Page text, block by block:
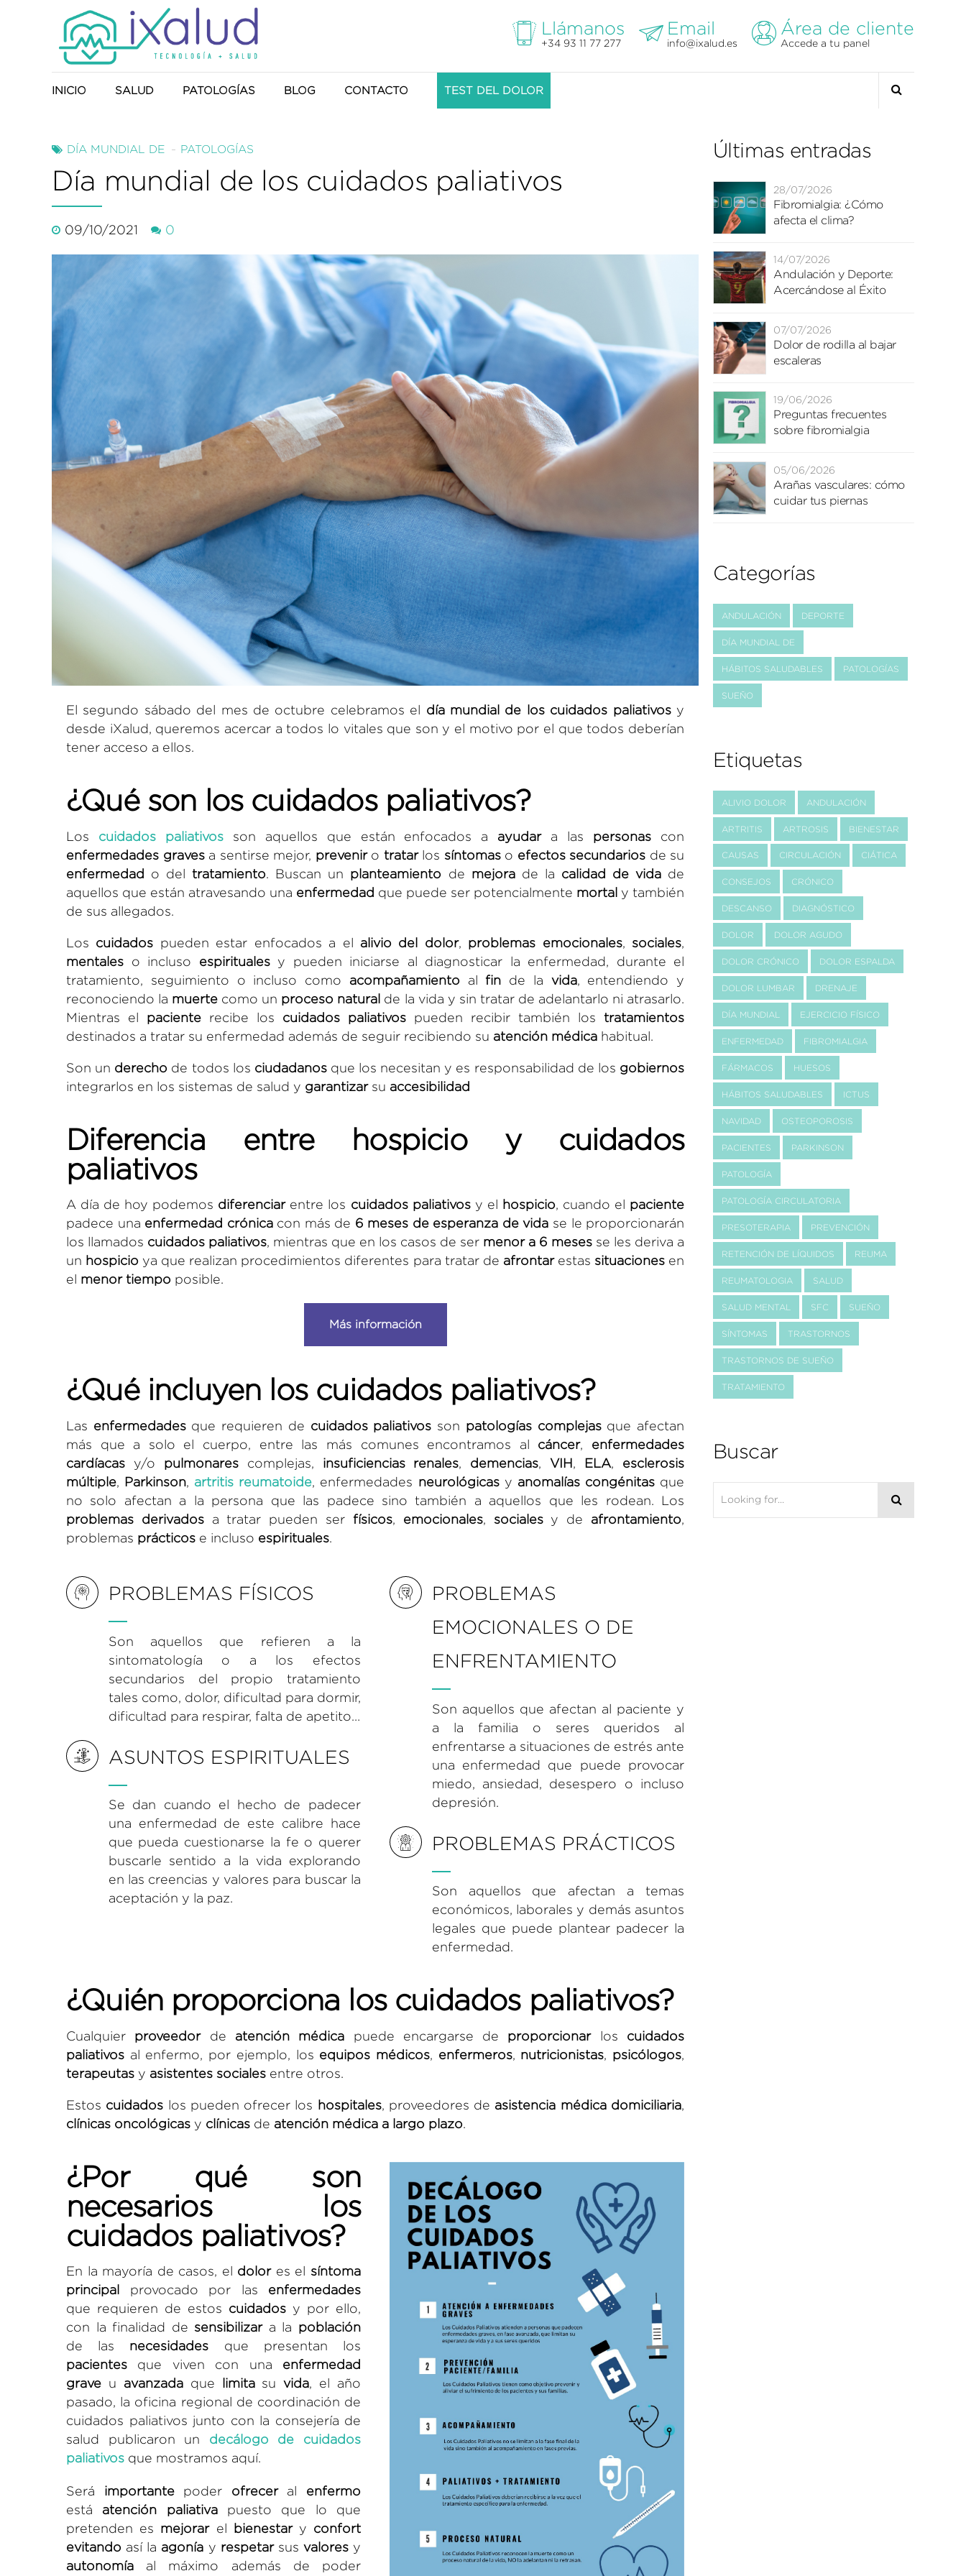
Área de cliente
Accede a tu panel
Email
info@ixalud.es
Llámanos
+34 93 11 77 277
INICIO SALUD
Producto Sanitario
UTS-System
PATOLOGÍAS BLOG CONTACTO TEST DEL DOLOR
DÍA MUNDIAL DE PATOLOGÍAS
Día mundial de los cuidados paliativos
09/10/2021 0
El segundo sábado del mes de octubre celebramos el día mundial de los cuidados paliativosy
desde iXalud, queremos acercar a todos lo vitales que son y el motivo por el que todos deberían
tener acceso a ellos.
¿Qué son los cuidados paliativos?
Los cuidados paliativosson aquellos que están enfocados a ayudara las personas con
enfermedades gravesa sentirse mejor, preveniro tratarlos síntomaso efectos secundarios de su
enfermedad o deltratamiento. Buscan un planteamiento de mejorade la calidad de vidade
aquellos que están atravesando una enfermedad que puede ser potencialmente mortal y también
de sus allegados.
Los cuidados pueden estar enfocados a el alivio del dolor, problemas emocionales, sociales,
mentales o incluso espiritualesy pueden iniciarse al diagnosticar la enfermedad, durante el
tratamiento, seguimiento o incluso como acompañamientoalfin de la vida, entendiendo y
reconociendo la muerte como un proceso natural de la vida y sin tratar de adelantarlo ni atrasarlo.
Mientras el paciente recibe los cuidados paliativos pueden recibir también los tratamientos
destinados a tratar su enfermedad además de seguir recibiendo su atención médica habitual.
Son un derecho de todos los ciudadanosque los necesitan y es responsabilidad de los gobiernos
integrarlos en los sistemas de salud y garantizarsu accesibilidad
Diferencia entre hospicio y cuidados
paliativos
A día de hoy podemos diferenciarentre los cuidados paliativosy el hospicio, cuando el paciente
padece una enfermedad crónicacon más de 6 meses de esperanza de vida se le proporcionarán
los llamados cuidados paliativos, mientras que en los casos de ser menor a 6 meses se les deriva a
un hospicio ya que realizan procedimientos diferentes para tratar de afrontarestas situacionesen
el menor tiempo posible.
Más información
¿Qué incluyen los cuidados paliativos?
Las enfermedadesque requieren de cuidados paliativos son patologías complejasque afectan
más que a solo el cuerpo, entre las más comunes encontramos al cáncer, enfermedades
cardíacas y/o pulmonarescomplejas, insuficiencias renales, demencias,VIH, ELA, esclerosis
múltiple, Parkinson, artritis reumatoide, enfermedades neurológicasy anomalías congénitasque
no solo afectan a la persona que las padece sino también a aquellos que les rodean. Los
problemas derivadosa tratar pueden ser físicos, emocionales, socialesy de afrontamiento,
problemas prácticos e incluso espirituales.
PROBLEMAS FÍSICOS
Son aquellos que refieren a la
sintomatología o a los efectos
secundarios del propio tratamiento
tales como, dolor, dificultad para dormir,
dificultad para respirar, falta de apetito…
ASUNTOS ESPIRITUALES
Se dan cuando el hecho de padecer
una enfermedad de este calibre hace
que pueda cuestionarse la fe o querer
buscarle sentido a la vida explorando
en las creencias y valores para buscar la
aceptación y la paz.
PROBLEMAS
EMOCIONALES O DE
ENFRENTAMIENTO
Son aquellos que afectan al paciente y
a la familia o seres queridos al
enfrentarse a situaciones de estrés ante
una enfermedad que puede provocar
miedo, ansiedad, desespero o incluso
depresión.
PROBLEMAS PRÁCTICOS
Son aquellos que afectan a temas
económicos, laborales y demás asuntos
legales que puede plantear padecer la
enfermedad.
¿Quién proporciona los cuidados paliativos?
Cualquier proveedorde atención médica puede encargarse de proporcionarlos cuidados
paliativos al enfermo, por ejemplo, los equipos médicos, enfermeros, nutricionistas, psicólogos,
terapeutas y asistentes sociales entre otros.
Estos cuidados los pueden ofrecer los hospitales, proveedores de asistencia médica domiciliaria,
clínicas oncológicas y clínicas de atención médica a largo plazo.
¿Por qué son
necesarios los
cuidados paliativos?
En la mayoría de casos, el dolores el síntoma
principal
provocado por las enfermedades
que requieren de estos cuidados y por ello,
con la finalidad de sensibilizara la población
de las necesidades que presentan los
pacientes que viven con una enfermedad
grave u avanzadaque limitasuvida, el año
pasado, la oficina regional de coordinación de
cuidados paliativos junto con la consejería de
salud publicaron un decálogo de cuidados
paliativos que mostramos aquí.
Será importantepoder ofreceral enfermo
está atención paliativapuesto que lo que
pretenden es mejorarel bienestary confort
evitando así la agonía y respetarsus valoresy
autonomía al máximo además de poder
Últimas entradas
28/07/2026
Fibromialgia: ¿Cómo
afecta el clima?
14/07/2026
Andulación y Deporte:
Acercándose al Éxito
07/07/2026
Dolor de rodilla al bajar
escaleras
19/06/2026
Preguntas frecuentes
sobre fibromialgia
05/06/2026
Arañas vasculares: cómo
cuidar tus piernas
Categorías
ANDULACIÓN DEPORTE
DÍA MUNDIAL DE
HÁBITOS SALUDABLES PATOLOGÍAS
SUEÑO
Etiquetas
ALIVIO DOLOR ANDULACIÓN
ARTRITIS ARTROSIS BIENESTAR
CAUSAS CIRCULACIÓN CIÁTICA
CONSEJOS CRÓNICO
DESCANSO DIAGNÓSTICO
DOLOR DOLOR AGUDO
DOLOR CRÓNICO DOLOR ESPALDA
DOLOR LUMBAR DRENAJE
DÍA MUNDIAL EJERCICIO FÍSICO
ENFERMEDAD FIBROMIALGIA
FÁRMACOS HUESOS
HÁBITOS SALUDABLES ICTUS
NAVIDAD OSTEOPOROSIS
PACIENTES PARKINSON
PATOLOGÍA
PATOLOGÍA CIRCULATORIA
PRESOTERAPIA PREVENCIÓN
RETENCIÓN DE LÍQUIDOS REUMA
REUMATOLOGIA SALUD
SALUD MENTAL SFC SUEÑO
SÍNTOMAS TRASTORNOS
TRASTORNOS DE SUEÑO
TRATAMIENTO
Buscar